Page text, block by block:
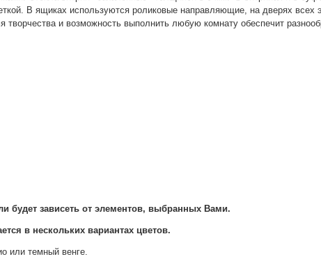
В ящиках используются роликовые направляющие, на дверях всех
творчества и возможность выполнить любую комнату обеспечит
будет зависеть от элементов, выбранных Вами.
в нескольких вариантах цветов.
или темный венге.